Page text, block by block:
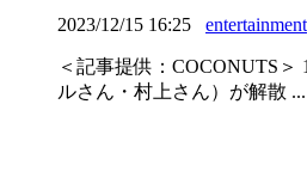
2023/12/15 16:25 entertainment
＜記事提供：COCONUTS
ルさん・村上さん）が解散 ...